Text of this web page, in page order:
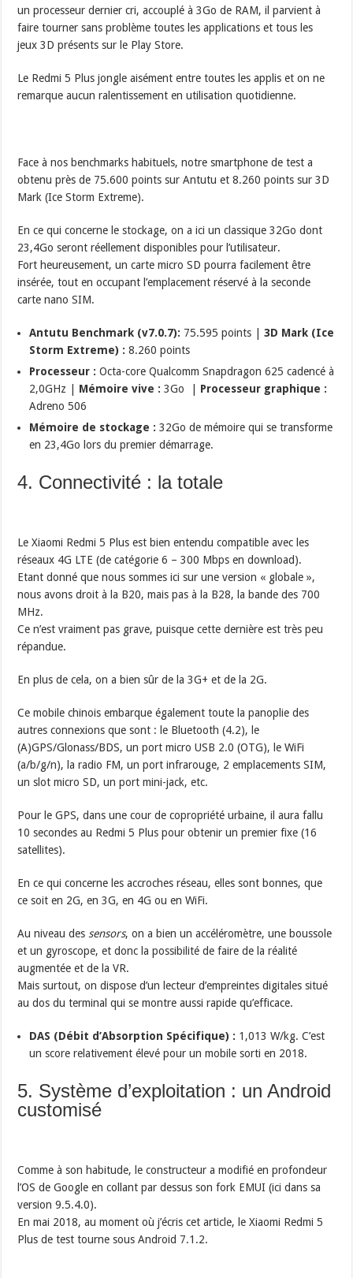
un processeur dernier cri, accouplé à 3Go de RAM, il parvient à
faire tourner sans problème toutes les applications et tous les
jeux 3D présents sur le Play Store.
Le Redmi 5 Plus jongle aisément entre toutes les applis et on ne
remarque aucun ralentissement en utilisation quotidienne.
Face à nos benchmarks habituels, notre smartphone de test a
obtenu près de 75.600 points sur Antutu et 8.260 points sur 3D
Mark (Ice Storm Extreme).
En ce qui concerne le stockage, on a ici un classique 32Go dont
23,4Go seront réellement disponibles pour l’utilisateur.
Fort heureusement, un carte micro SD pourra facilement être
insérée, tout en occupant l’emplacement réservé à la seconde
carte nano SIM.
Antutu Benchmark (v7.0.7): 75.595 points |3D Mark (Ice
Storm Extreme) : 8.260 points
Processeur : Octa-core Qualcomm Snapdragon 625 cadencé à
2,0GHz | Mémoire vive : 3Go | Processeur graphique :
Adreno 506
Mémoire de stockage : 32Go de mémoire qui se transforme
en 23,4Go lors du premier démarrage.
4. Connectivité : la totale
Le Xiaomi Redmi 5 Plus est bien entendu compatible avec les
réseaux 4G LTE (de catégorie 6 – 300 Mbps en download).
Etant donné que nous sommes ici sur une version « globale »,
nous avons droit à la B20, mais pas à la B28, la bande des 700
MHz.
Ce n’est vraiment pas grave, puisque cette dernière est très peu
répandue.
En plus de cela, on a bien sûr de la 3G+ et de la 2G.
Ce mobile chinois embarque également toute la panoplie des
autres connexions que sont : le Bluetooth (4.2), le
(A)GPS/Glonass/BDS, un port micro USB 2.0 (OTG), le WiFi
(a/b/g/n), la radio FM, un port infrarouge, 2 emplacements SIM,
un slot micro SD, un port mini-jack, etc.
Pour le GPS, dans une cour de copropriété urbaine, il aura fallu
10 secondes au Redmi 5 Plus pour obtenir un premier fixe (16
satellites).
En ce qui concerne les accroches réseau, elles sont bonnes, que
ce soit en 2G, en 3G, en 4G ou en WiFi.
Au niveau dessensors, on a bien un accéléromètre, une boussole
et un gyroscope, et donc la possibilité de faire de la réalité
augmentée et de la VR.
Mais surtout, on dispose d’un lecteur d’empreintes digitales situé
au dos du terminal qui se montre aussi rapide qu’efficace.
DAS (Débit d’Absorption Spécifique) : 1,013 W/kg. C’est
un score relativement élevé pour un mobile sorti en 2018.
5. Système d’exploitation : un Android
customisé
Comme à son habitude, le constructeur a modifié en profondeur
l’OS de Google en collant par dessus son fork EMUI (ici dans sa
version 9.5.4.0).
En mai 2018, au moment où j’écris cet article, le Xiaomi Redmi 5
Plus de test tourne sous Android 7.1.2.